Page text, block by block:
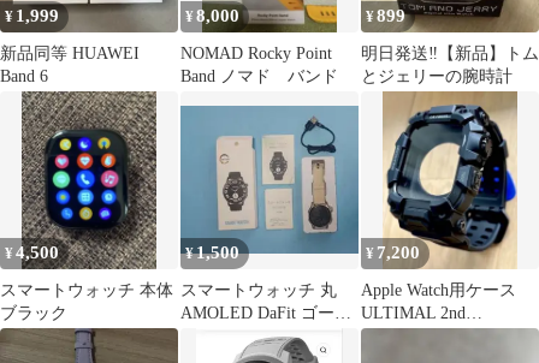
¥ 1,999
新品同等 HUAWEI
Band 6
¥8,000
NOMAD Rocky Point
Band ノマド バンド
¥899
明日発送‼️【新品】トム
とジェリーの腕時計
¥4,500
スマートウォッチ 本体
ブラック
¥1,500
スマートウォッチ 丸
AMOLED DaFit ゴール
ド 【匿名配送】
¥ 7,200
Apple Watch用ケース
ULTIMAL 2nd
Generation